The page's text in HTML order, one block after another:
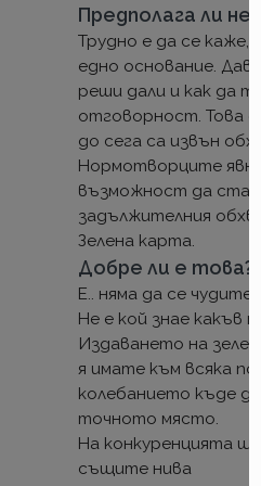
Предполага ли
Трудно е да се каже,
едно основание.
реши дали и как да
отговорност. Това
до сега са извън
Нормотворците
възможност да
задължителния
Зелена карта.
Добре ли е това?
Е.. няма да се
Не е кой знае какъв
Издаването на
я имате към всяка
колебанието къде
точното място.
На конкуренцията
същите нива